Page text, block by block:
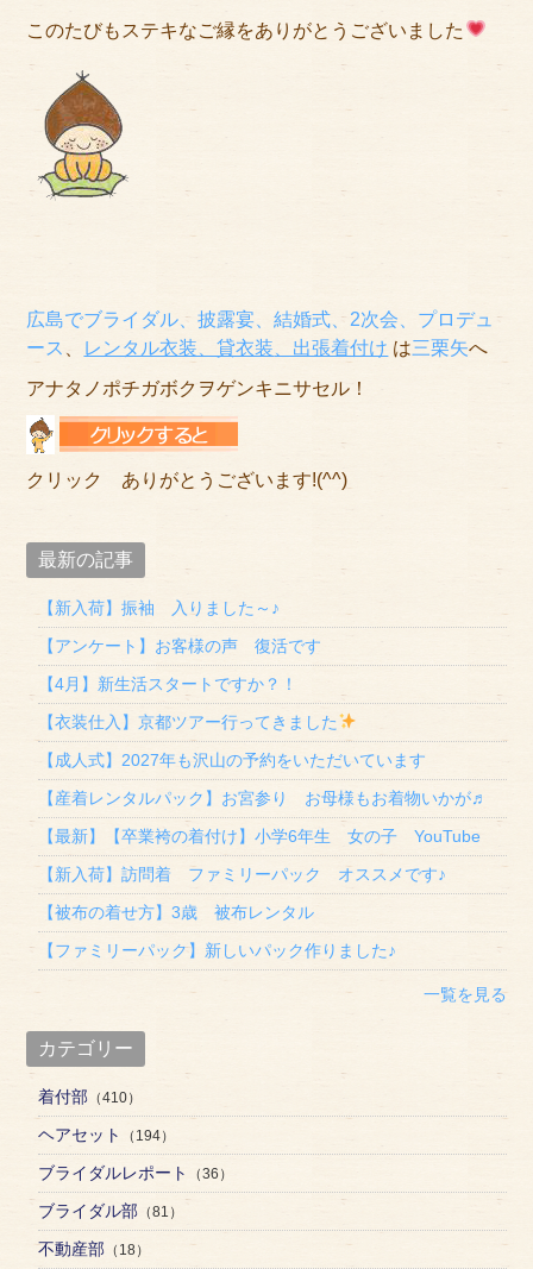
このたびもステキなご縁をありがとうございました
広島でブライダル、披露宴、結婚式、2次会、プロデュ
ース
レンタル衣装、貸衣装 、出張着付け は三栗矢へ
アナタノポチガボクヲゲンキニサセル！
クリック ありがとうございます!(^^)
最新の記事
【新入荷】振袖 入りました～♪
【アンケート】お客様の声 復活です
【4月】新生活スタートですか？！
【衣装仕入】京都ツアー行ってきました
【成人式】2027年も沢山の予約をいただいています
【産着レンタルパック】お宮参り お母様もお着物いかが♬
【最新】【卒業袴の着付け】小学6年生 女の子 YouTube
【新入荷】訪問着 ファミリーパック オススメです♪
【被布の着せ方】3歳 被布レンタル
【ファミリーパック】新しいパック作りました♪
一覧を見る
カテゴリー
着付部 （410）
ヘアセット （194）
ブライダルレポート （36）
ブライダル部 （81）
不動産部 （18）